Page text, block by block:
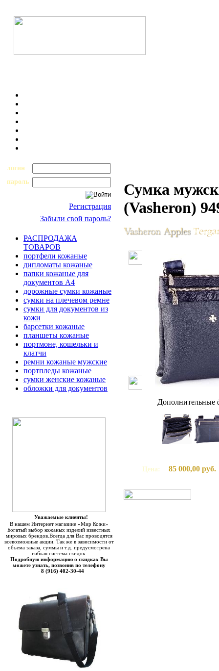
логин
пароль
Регистрация
Забыли свой пароль?
РАСПРОДАЖА
ТОВАРОВ
портфели кожаные
дипломаты кожаные
папки кожаные для
документов А4
дорожные сумки кожаные
сумки на плечевом ремне
сумки для документов из
кожи
барсетки кожаные
планшеты кожаные
портмоне, кошельки и
клатчи
ремни кожаные мужские
портпледы кожаные
сумки женские кожаные
обложки для документов
Уважаемые клиенты!
В нашем Интернет магазине «Мир Кожи»
Богатый выбор кожаных изделий известных
мировых брендов.Всегда для Вас проводятся
всевозможные акции. Так же в зависимости от
объема заказа, суммы и т.д. предусмотрена
гибкая система скидок.
Подробную информацию о скидках Вы
можете узнать, позвонив по телефону
8 (916) 402-30-44
Сумка
(Vasheron)
Дополнительные
Цена: 85 000,00 руб.